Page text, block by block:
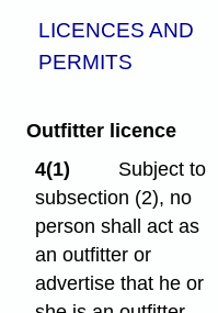
LICENCES AND
PERMITS
Outfitter licence
4(1)
Subject to
subsection (2), no
person shall act as
an outfitter or
advertise that he or